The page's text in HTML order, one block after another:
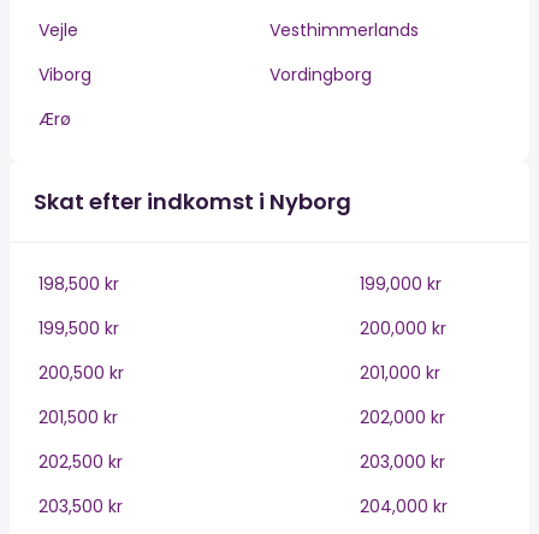
Vejle
Vesthimmerlands
Viborg
Vordingborg
Ærø
Skat efter indkomst i Nyborg
198,500 kr
199,000 kr
199,500 kr
200,000 kr
200,500 kr
201,000 kr
201,500 kr
202,000 kr
202,500 kr
203,000 kr
203,500 kr
204,000 kr